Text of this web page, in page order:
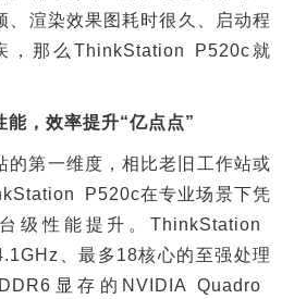
、渲染效果图耗时很久、启动程
，那么ThinkStation P520c就
，效率提升“亿点点”
第一维度，相比老旧工作站或
P520c在专业场景下凭
级性能提升。ThinkStation
、最多18核心的至强处理
显存的NVIDIA Quadro